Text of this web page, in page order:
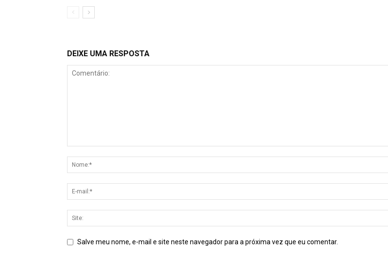
DEIXE UMA RESPOSTA
Salve meu nome, e-mail e site neste navegador para a próxima vez que eu comentar.